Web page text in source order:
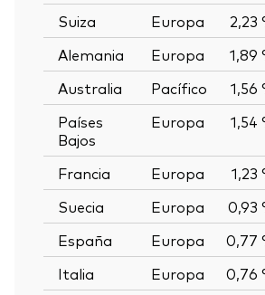
Suiza Europa 2,23
Alemania
Europa 1,89
Australia
Pacífico 1,56
Países
Bajos
Europa 1,54
Francia Europa 1,23
Suecia
Europa 0,93
España
Europa 0,77
Italia
Europa 0,76